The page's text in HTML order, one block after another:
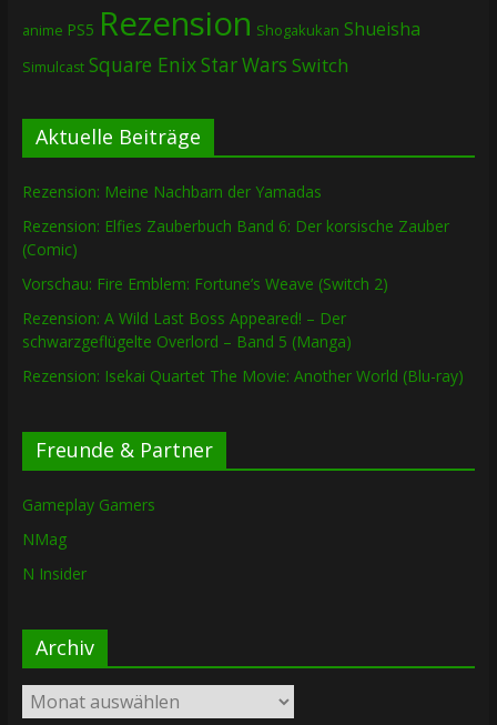
anime PS5 Rezension Shogakukan Shueisha
Simulcast Square EnixStar Wars Switch
Aktuelle Beiträge
Rezension: Meine Nachbarn der Yamadas
Rezension: Elfies Zauberbuch Band 6: Der korsische Zauber
(Comic)
Vorschau: Fire Emblem: Fortune’s Weave (Switch 2)
Rezension: A Wild Last Boss Appeared! – Der
schwarzgeflügelte Overlord – Band 5 (Manga)
Rezension: Isekai Quartet The Movie: Another World (Blu-ray)
Freunde & Partner
Gameplay Gamers
NMag
N Insider
Archiv
Archiv